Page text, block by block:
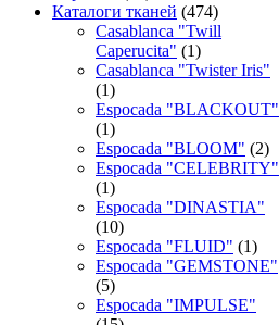
Каталоги тканей (474)
Casablanca "Twill
Caperucita" (1)
Casablanca "Twister Iris"
(1)
Espocada "BLACKOUT"
(1)
Espocada "BLOOM" (2)
Espocada "CELEBRITY"
(1)
Espocada "DINASTIA"
(10)
Espocada "FLUID" (1)
Espocada "GEMSTONE"
(5)
Espocada "IMPULSE"